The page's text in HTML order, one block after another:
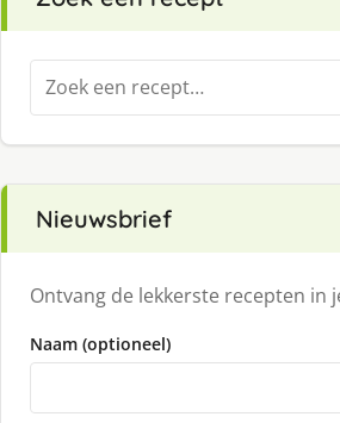
Zoeken
naar:
Nieuwsbrief
Ontvang de lekkerste recepten in
Naam (optioneel)